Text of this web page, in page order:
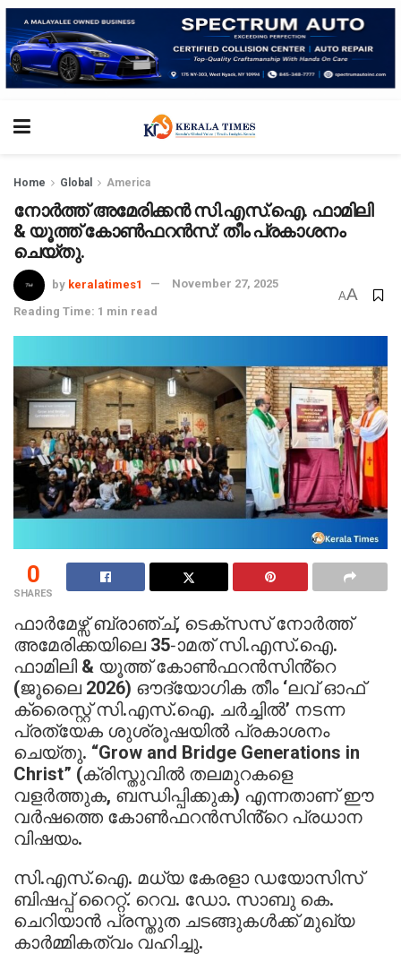
Home Global America
നോർത്ത് അമേരിക്കൻ സി.എസ്.ഐ. ഫാമിലി
& യൂത്ത് കോൺഫറൻസ്: തീം പ്രകാശനം
ചെയ്തു.
by keralatimes1 November 27, 2025
Reading Time: 1 min read
AA
0
SHARES
ഫാർമേഴ്സ് ബ്രാഞ്ച്, ടെക്സസ് നോർത്ത്
അമേരിക്കയിലെ 35-ാമത് സി.എസ്.ഐ.
ഫാമിലി & യൂത്ത് കോൺഫറൻസിൻ്റെ
(ജൂലൈ 2026) ഔദ്യോഗിക തീം ‘ലവ് ഓഫ്
ക്രൈസ്റ്റ് സി.എസ്.ഐ. ചർച്ചിൽ’ നടന്ന
പ്രത്യേക ശുശ്രൂഷയിൽ പ്രകാശനം
ചെയ്തു. “Grow and Bridge Generations in
Christ” (ക്രിസ്തുവിൽ തലമുറകളെ
വളർത്തുക, ബന്ധിപ്പിക്കുക) എന്നതാണ് ഈ
വർഷത്തെ കോൺഫറൻസിൻ്റെ പ്രധാന
വിഷയം.
സി.എസ്.ഐ. മധ്യ കേരളാ ഡയോസിസ്
ബിഷപ്പ് റൈറ്റ്. റെവ. ഡോ. സാബു കെ.
ചെറിയാൻ പ്രസ്തുത ചടങ്ങുകൾക്ക് മുഖ്യ
കാർമ്മികത്വം വഹിച്ചു.